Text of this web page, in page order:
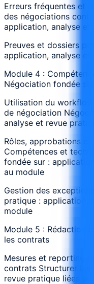
Erreurs fréquentes et
des négociations
application, analyse et
Preuves et dossiers
application, analyse et
Module 4 :
Négociation fondée sur
Utilisation du
de négociation
analyse et revue
Rôles, approbations
Compétences et
fondée sur :
au module
Gestion des
pratique : application,
module
Module 5 : Rédaction
les contrats
Mesures et reporting
contrats Structurer les
revue pratique liées au